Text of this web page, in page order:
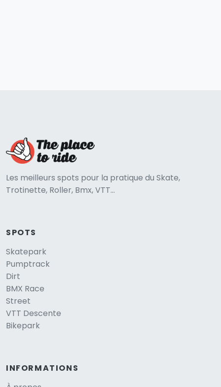
Les meilleurs spots pour la pratique du Skate,
Trotinette, Roller, Bmx, VTT...
SPOTS
Skatepark
Pumptrack
Dirt
BMX Race
Street
VTT Descente
Bikepark
INFORMATIONS